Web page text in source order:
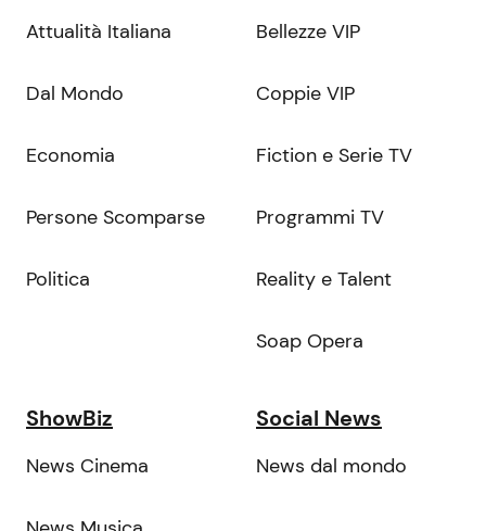
Attualità Italiana
Dal Mondo
Economia
Persone Scomparse
Politica
Bellezze VIP
Coppie VIP
Fiction e Serie TV
Programmi TV
Reality e Talent
Soap Opera
ShowBiz
News Cinema
Social News
News dal mondo